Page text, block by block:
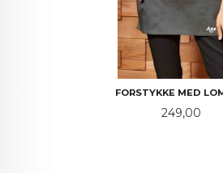
FORSTYKKE MED
Pris
249,00